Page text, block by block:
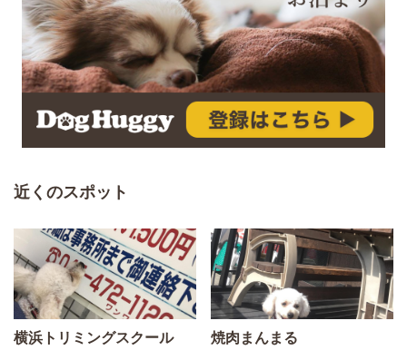
近くのスポット
横浜トリミングスクール 焼肉まんまる